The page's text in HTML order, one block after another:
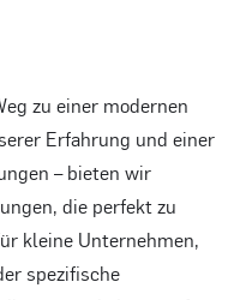
zu einer modernen
Erfahrung und einer
– bieten wir
die perfekt zu
kleine Unternehmen,
spezifische